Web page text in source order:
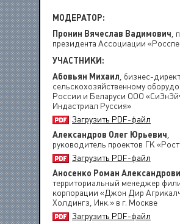
МОДЕРАТОР:
Пронин Вячеслав Вадимович ,
президента Ассоциации
УЧАСТНИКИ:
Абовьян Михаил , бизнес-
сельскохозяйственному
России и Беларуси ООО
Индастриал Руссия»
Загрузить PDF-файл
Александров Олег Юрьевич
руководитель проектов ГК
Загрузить PDF-файл
Аносенко Роман
территориальный менеджер
корпорации «Джон Дир
Холдингз, Инк.» в г. Москве
Загрузить PDF-файл